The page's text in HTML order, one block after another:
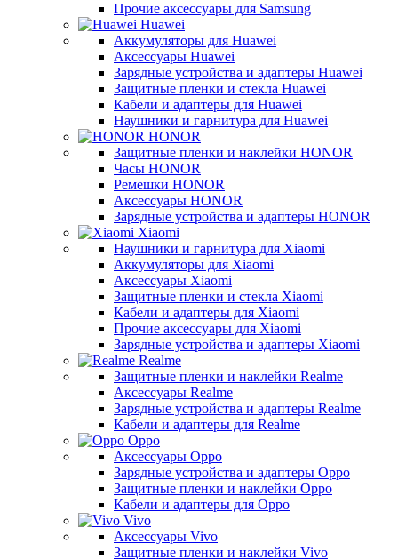
Прочие аксессуары для Samsung
Huawei
Аккумуляторы для Huawei
Аксессуары Huawei
Зарядные устройства и адаптеры Huawei
Защитные пленки и стекла Huawei
Кабели и адаптеры для Huawei
Наушники и гарнитура для Huawei
HONOR
Защитные пленки и наклейки HONOR
Часы HONOR
Ремешки HONOR
Аксессуары HONOR
Зарядные устройства и адаптеры HONOR
Xiaomi
Наушники и гарнитура для Xiaomi
Аккумуляторы для Xiaomi
Аксессуары Xiaomi
Защитные пленки и стекла Xiaomi
Кабели и адаптеры для Xiaomi
Прочие аксессуары для Xiaomi
Зарядные устройства и адаптеры Xiaomi
Realme
Защитные пленки и наклейки Realme
Аксессуары Realme
Зарядные устройства и адаптеры Realme
Кабели и адаптеры для Realme
Oppo
Аксессуары Oppo
Зарядные устройства и адаптеры Oppo
Защитные пленки и наклейки Oppo
Кабели и адаптеры для Oppo
Vivo
Аксессуары Vivo
Защитные пленки и наклейки Vivo